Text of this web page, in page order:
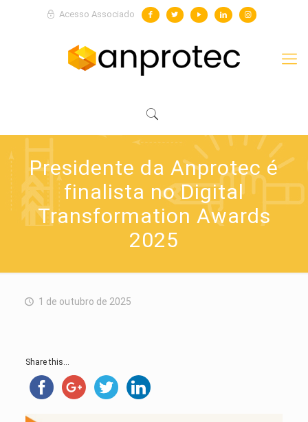
Acesso Associado
Presidente da Anprotec é
finalista no Digital
Transformation Awards
2025
1 de outubro de 2025
Share this...